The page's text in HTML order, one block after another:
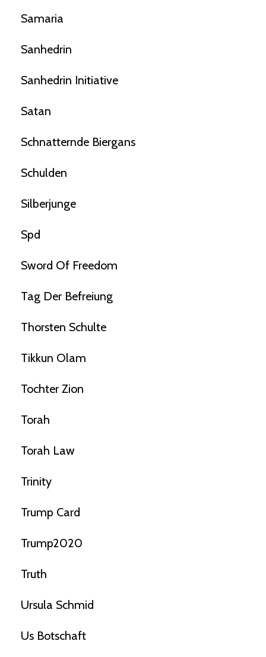
Samaria
Sanhedrin
Sanhedrin Initiative
Satan
Schnatternde Biergans
Schulden
Silberjunge
Spd
Sword Of Freedom
Tag Der Befreiung
Thorsten Schulte
Tikkun Olam
Tochter Zion
Torah
Torah Law
Trinity
Trump Card
Trump2020
Truth
Ursula Schmid
Us Botschaft